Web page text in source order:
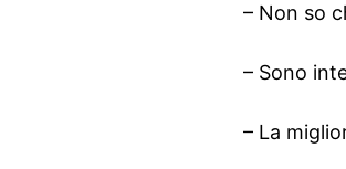
– Non so
– Sono
– La